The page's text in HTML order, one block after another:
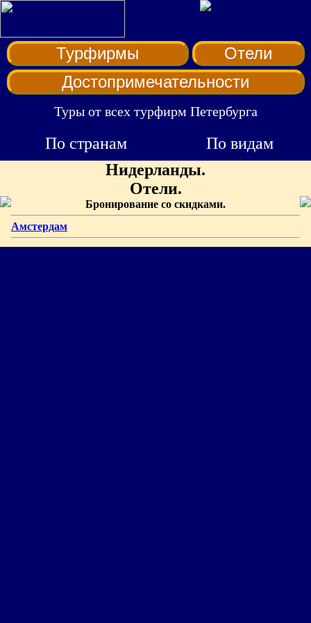
Турфирмы
Отели
Достопримечательности
Туры от всех турфирм Петербурга
По странам
По видам
Нидерланды.
Отели.
Бронирование со скидками.
Амстердам